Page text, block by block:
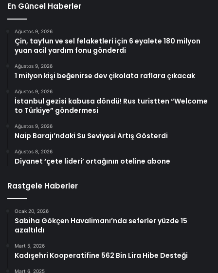
En Güncel Haberler
Ağustos 9, 2026
Çin, tayfun ve sel felaketleri için 6 eyalete 180 milyon
yuan acil yardım fonu gönderdi
Ağustos 9, 2026
1 milyon kişi beğenirse dev çikolata raflara çıkacak
Ağustos 9, 2026
İstanbul gezisi kabusa döndü! Rus turistten “Welcome
to Türkiye” göndermesi
Ağustos 9, 2026
Naip Barajı’ndaki Su Seviyesi Artış Gösterdi
Ağustos 8, 2026
Diyanet ‘çete lideri’ ortağının oteline abone
Rastgele Haberler
Ocak 20, 2026
Sabiha Gökçen Havalimanı’nda seferler yüzde 15
azaltıldı
Mart 5, 2026
Kadışehri Kooperatifine 562 Bin Lira Hibe Desteği
Mart 6, 2025